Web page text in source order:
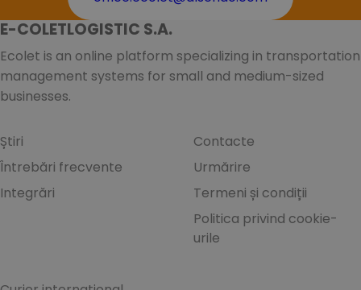
E-COLETLOGISTIC S.A.
Ecolet is an online platform specializing in transportation
management systems for small and medium-sized
businesses.
Știri
Întrebări frecvente
Integrări
Contacte
Urmărire
Termeni și condiții
Politica privind cookie-
urile